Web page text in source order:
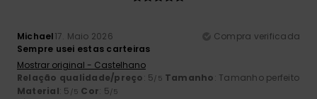
Michael17. Maio 2026
Compra verificada
Sempre usei estas carteiras
Mostrar original - Castelhano
Relação qualidade/preço: 5/5 Tamanho: Tamanho perfeito
Material: 5 /5 Cor: 5/5